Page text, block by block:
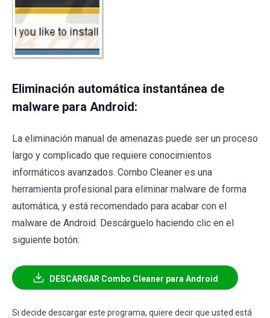
Eliminación automática instantánea de
malware para Android:
La eliminación manual de amenazas puede ser un proceso
largo y complicado que requiere conocimientos
informáticos avanzados. Combo Cleaner es una
herramienta profesional para eliminar malware de forma
automática, y está recomendado para acabar con el
malware de Android. Descárguelo haciendo clic en el
siguiente botón:
DESCARGAR Combo Cleaner para Android
Si decide descargar este programa, quiere decir que usted está